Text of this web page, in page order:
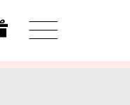
Upravit